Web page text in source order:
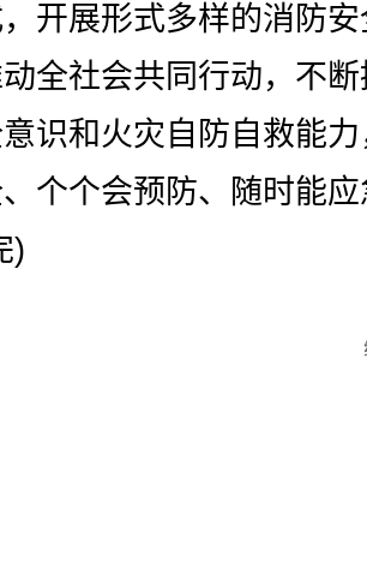
开展形式多样的消防
全社会共同行动，不
识和火灾自防自救能
个个会预防、随时能
)